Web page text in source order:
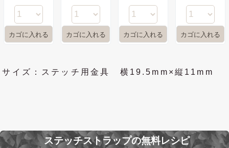
サイズ：ステッチ用金具 横19.5mm×縦11mm
ステッチストラップの無料レシピ